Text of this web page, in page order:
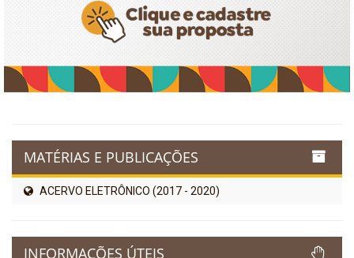
MATÉRIAS E PUBLICAÇÕES
ACERVO ELETRÔNICO (2017 - 2020)
INFORMAÇÕES ÚTEIS